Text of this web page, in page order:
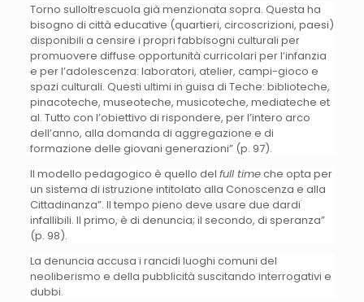
Torno sulloltrescuola già menzionata sopra. Questa ha
bisogno di città educative (quartieri, circoscrizioni, paesi)
disponibili a censire i propri fabbisogni culturali per
promuovere diffuse opportunità curricolari per l’infanzia
e per l’adolescenza: laboratori, atelier, campi-gioco e
spazi culturali. Questi ultimi in guisa di Teche: biblioteche,
pinacoteche, museoteche, musicoteche, mediateche et
al. Tutto con l’obiettivo di rispondere, per l’intero arco
dell’anno, alla domanda di aggregazione e di
formazione delle giovani generazioni” (p. 97).
Il modello pedagogico è quello del full timeche opta per
un sistema di istruzione intitolato alla Conoscenza e alla
Cittadinanza”. Il tempo pieno deve usare due dardi
infallibili. Il primo, è di denuncia; il secondo, di speranza”
(p. 98).
La denuncia accusa i rancidi luoghi comuni del
neoliberismo e della pubblicità suscitando interrogativi e
dubbi.